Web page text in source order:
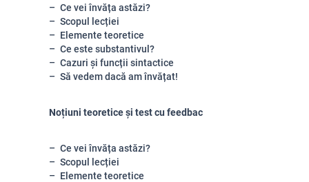
Ce vei învăța astăzi?
Scopul lecției
Elemente teoretice
Ce este substantivul?
Cazuri și funcții sintactice
Să vedem dacă am învățat!
Noțiuni teoretice și test cu feedbac
Ce vei învăța astăzi?
Scopul lecției
Elemente teoretice